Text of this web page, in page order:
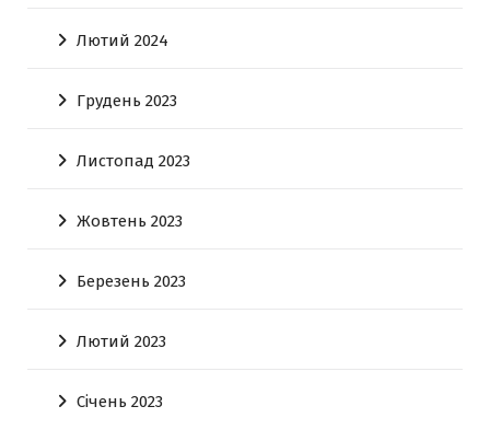
Лютий 2024
Грудень 2023
Листопад 2023
Жовтень 2023
Березень 2023
Лютий 2023
Січень 2023